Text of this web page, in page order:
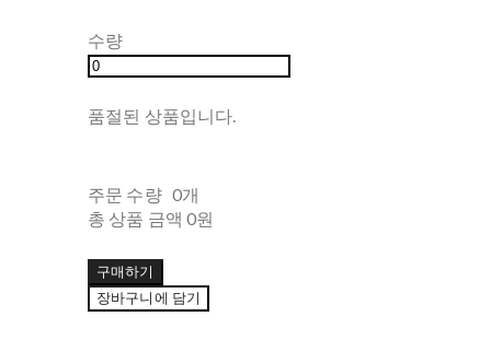
수량
품절된 상품입니다.
주문 수량 0개
총 상품 금액 0원
구매하기
장바구니에 담기